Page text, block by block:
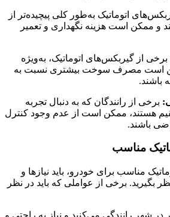
اتوماتیک به‌طور کلی پیچیده‌تر از
ممکن است هزینه نگهداری و تعمیر
برخی از گیربکس‌های اتوماتیک، به‌ویژه
است مصرف سوخت بیشتری نسبت به
باشند.
برخی از رانندگان که به دنبال تجربه
هستند، ممکن است از عدم وجود کنترل
باشند.
مناسب
مناسب برای خودرو، باید نیازها و
برخی از عواملی که باید در نظر
در شهر رانندگی می‌کنید و نیاز به راحتی و